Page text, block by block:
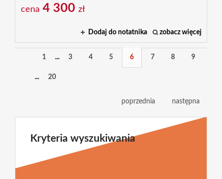
cena 4 300 zł
Dodaj do notatnika zobacz więcej
1 ... 3 4 5 6 7 8 9
... 20
poprzednia następna
Kryteria wyszukiwania